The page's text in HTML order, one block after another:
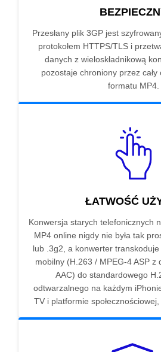
Przesłany plik 3GP jest
protokołem HTTPS/TLS i
danych z wieloskładnikową
pozostaje chroniony przez
formatu MP4.
ŁATWOŚĆ
Konwersja starych telefonicznych
MP4 online nigdy nie była tak
lub .3g2, a konwerter transkoduje
mobilny (H.263 / MPEG-4 ASP z
AAC) do standardowego
odtwarzalnego na każdym
TV i platformie